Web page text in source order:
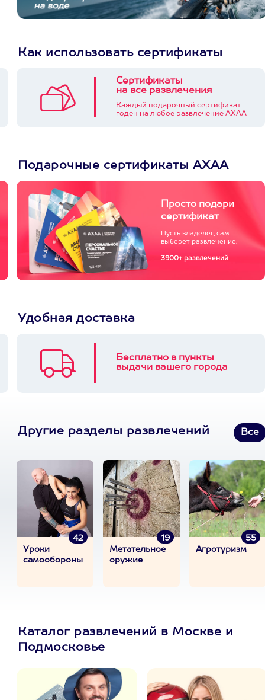
Как использовать сертификаты
Сертификаты
на все развлечения
Каждый подарочный сертификат
годен на любое развлечение АХАА
Подарочные сертификаты АХАА
Просто подари
сертификат
Пусть владелец сам
выберет развлечение.
3900+ развлечений
Удобная доставка
Бесплатно в пункты
выдачи вашего города
Другие разделы развлечений Все
42
Уроки
самообороны
19
Метательное
оружие
55
Агротуризм
Каталог развлечений в Москве и
Подмосковье